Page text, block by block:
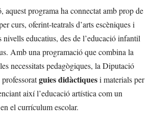
aquest programa ha connectat amb prop de
curs, oferint-teatrals d’arts escèniques i
nivells educatius, des de l’educació infantil
Amb una programació que combina la
necessitats pedagògiques, la Diputació
guies didàctiquesi materials per
així l’educació artística com un
el currículum escolar.